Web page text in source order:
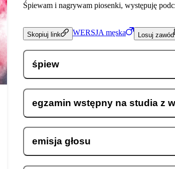
Śpiewam i nagrywam piosenki, występuję
Skopiuj link WERSJA męska Losuj zawód
śpiew
egzamin wstępny na studia z
emisja głosu